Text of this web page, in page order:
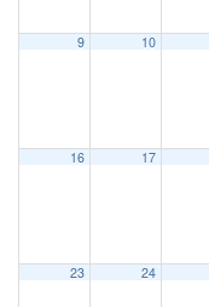
9 10
16 17
23 24